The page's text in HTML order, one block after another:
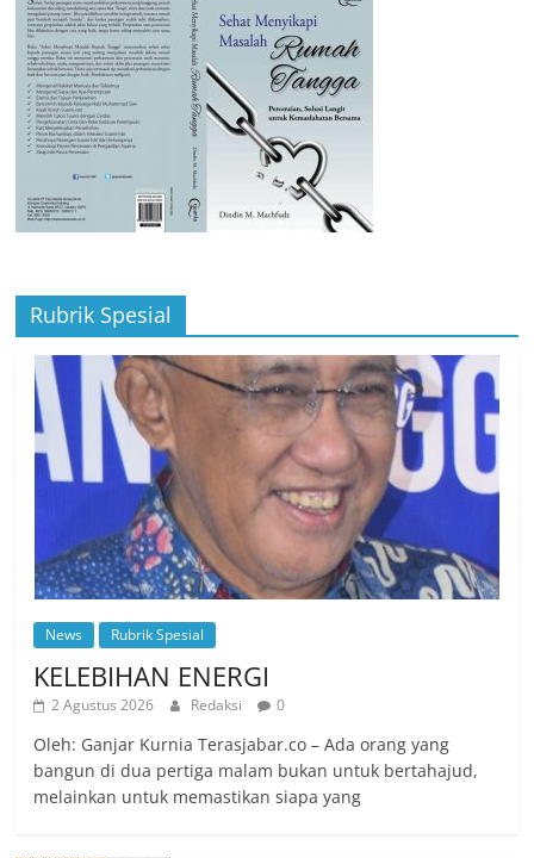
Rubrik Spesial
News Rubrik Spesial
KELEBIHAN ENERGI
2 Agustus 2026 Redaksi 0
Oleh: Ganjar Kurnia Terasjabar.co – Ada orang yang
bangun di dua pertiga malam bukan untuk bertahajud,
melainkan untuk memastikan siapa yang